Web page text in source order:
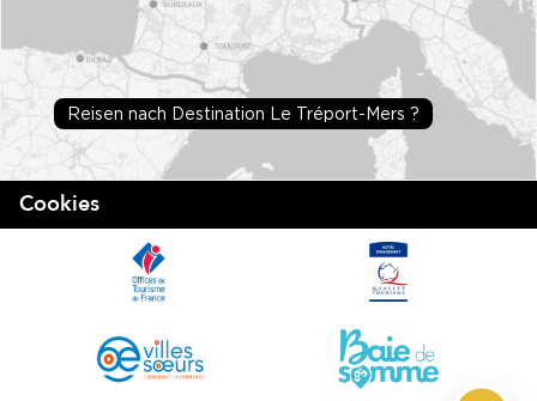
Reisen nach Destination Le Tréport-Mers ?
Cookies